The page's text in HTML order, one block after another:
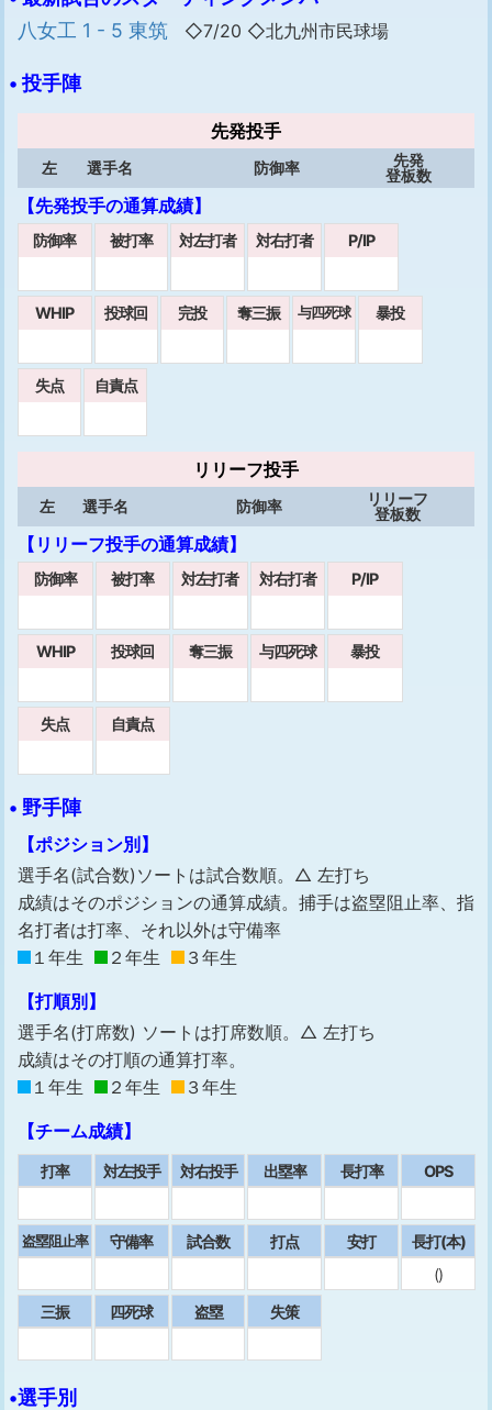
八女工 1 - 5 東筑
◇7/20 ◇北九州市民球場
• 投手陣
先発投手
左 選手名 防御率
先発
登板数
【先発投手の通算成績】
防御率 被打率 対左打者 対右打者 P/IP
WHIP 投球回 完投 奪三振 与四死球 暴投
失点 自責点
リリーフ投手
左 選手名 防御率
リリーフ
登板数
【リリーフ投手の通算成績】
防御率 被打率 対左打者 対右打者 P/IP
WHIP 投球回 奪三振 与四死球 暴投
失点 自責点
• 野手陣
【ポジション別】
選手名(試合数)ソートは試合数順。△ 左打ち
成績はそのポジションの通算成績。捕手は盗塁阻止率、指
名打者は打率、それ以外は守備率
１年生
２年生
３年生
【打順別】
選手名(打席数) ソートは打席数順。△ 左打ち
成績はその打順の通算打率。
１年生
２年生
３年生
【チーム成績】
打率 対左投手 対右投手 出塁率 ⻑打率 OPS
盗塁阻止率 守備率 試合数 打点 安打
⻑打(本)
()
三振
四死球 盗塁 失策
•選手別